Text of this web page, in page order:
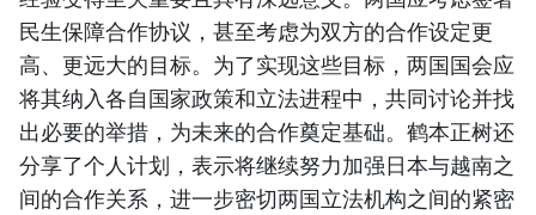
民生保障合作协议，甚至考虑为双方的合作设定更
高、更远大的目标。为了实现这些目标，两国国会应
将其纳入各自国家政策和立法进程中，共同讨论并找
出必要的举措，为未来的合作奠定基础。鹤本正树还
分享了个人计划，表示将继续努力加强日本与越南之
间的合作关系，进一步密切两国立法机构之间的紧密